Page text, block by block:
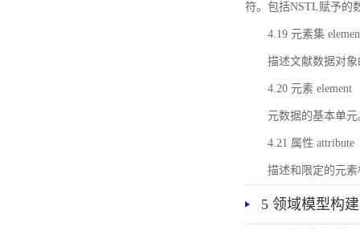
符。包括NSTL赋予的
4.19 元素集
描述文献数据对
4.20 元素 element
元数据的基本单元
4.21 属性 attribute
描述和限定的元
5 领域模型构建